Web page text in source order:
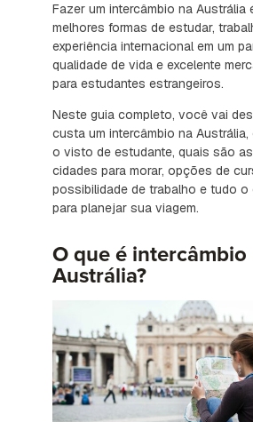
Fazer um intercâmbio na Austrália
melhores formas de estudar,
experiência internacional em um
qualidade de vida e excelente
para estudantes estrangeiros.
Neste guia completo, você vai
custa um intercâmbio na
o visto de estudante, quais são
cidades para morar, opções de
possibilidade de trabalho e tudo o
para planejar sua viagem.
O que é intercâmbio
Austrália?